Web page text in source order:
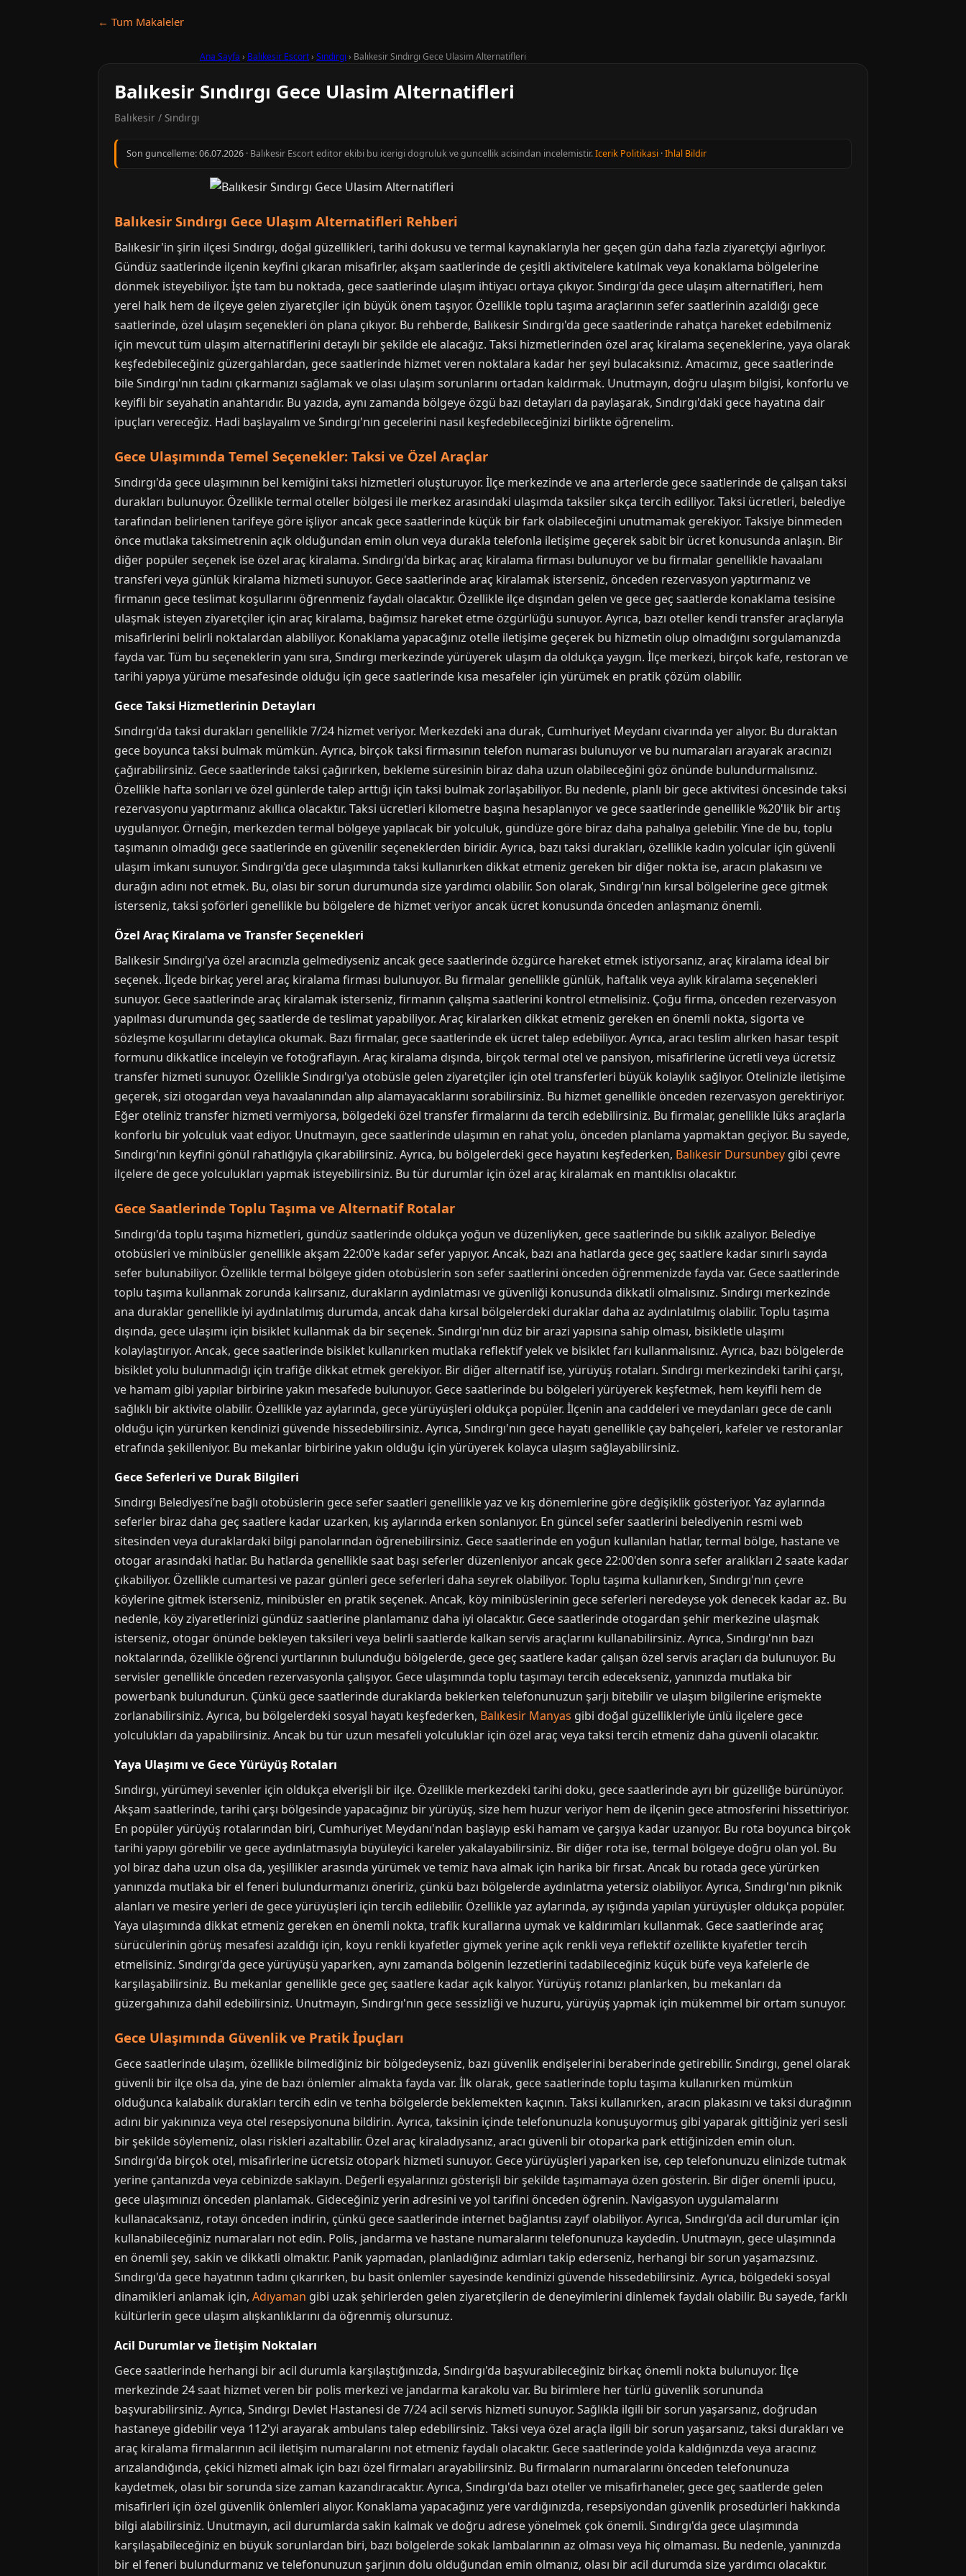
← Tum Makaleler
Ana Sayfa › Balıkesir Escort› Sındırgı › Balıkesir Sındırgı Gece Ulasim Alternatifleri
Balıkesir Sındırgı Gece Ulasim Alternatifleri
Balıkesir / Sındırgı
Son guncelleme:06.07.2026 · Balıkesir Escort editor ekibi bu icerigi dogruluk ve guncellik acisindan incelemistir.Icerik Politikasi ·Ihlal Bildir
Balıkesir Sındırgı Gece Ulaşım Alternatifleri Rehberi
Balıkesir'in şirin ilçesi Sındırgı, doğal güzellikleri, tarihi dokusu ve termal kaynaklarıyla her geçen gün daha fazla ziyaretçiyi ağırlıyor.
Gündüz saatlerinde ilçenin keyfini çıkaran misafirler, akşam saatlerinde de çeşitli aktivitelere katılmak veya konaklama bölgelerine
dönmek isteyebiliyor. İşte tam bu noktada, gece saatlerinde ulaşım ihtiyacı ortaya çıkıyor. Sındırgı'da gece ulaşım alternatifleri, hem
yerel halk hem de ilçeye gelen ziyaretçiler için büyük önem taşıyor. Özellikle toplu taşıma araçlarının sefer saatlerinin azaldığı gece
saatlerinde, özel ulaşım seçenekleri ön plana çıkıyor. Bu rehberde, Balıkesir Sındırgı'da gece saatlerinde rahatça hareket edebilmeniz
için mevcut tüm ulaşım alternatiflerini detaylı bir şekilde ele alacağız. Taksi hizmetlerinden özel araç kiralama seçeneklerine, yaya olarak
keşfedebileceğiniz güzergahlardan, gece saatlerinde hizmet veren noktalara kadar her şeyi bulacaksınız. Amacımız, gece saatlerinde
bile Sındırgı'nın tadını çıkarmanızı sağlamak ve olası ulaşım sorunlarını ortadan kaldırmak. Unutmayın, doğru ulaşım bilgisi, konforlu ve
keyifli bir seyahatin anahtarıdır. Bu yazıda, aynı zamanda bölgeye özgü bazı detayları da paylaşarak, Sındırgı'daki gece hayatına dair
ipuçları vereceğiz. Hadi başlayalım ve Sındırgı'nın gecelerini nasıl keşfedebileceğinizi birlikte öğrenelim.
Gece Ulaşımında Temel Seçenekler: Taksi ve Özel Araçlar
Sındırgı'da gece ulaşımının bel kemiğini taksi hizmetleri oluşturuyor. İlçe merkezinde ve ana arterlerde gece saatlerinde de çalışan taksi
durakları bulunuyor. Özellikle termal oteller bölgesi ile merkez arasındaki ulaşımda taksiler sıkça tercih ediliyor. Taksi ücretleri, belediye
tarafından belirlenen tarifeye göre işliyor ancak gece saatlerinde küçük bir fark olabileceğini unutmamak gerekiyor. Taksiye binmeden
önce mutlaka taksimetrenin açık olduğundan emin olun veya durakla telefonla iletişime geçerek sabit bir ücret konusunda anlaşın. Bir
diğer popüler seçenek ise özel araç kiralama. Sındırgı'da birkaç araç kiralama firması bulunuyor ve bu firmalar genellikle havaalanı
transferi veya günlük kiralama hizmeti sunuyor. Gece saatlerinde araç kiralamak isterseniz, önceden rezervasyon yaptırmanız ve
firmanın gece teslimat koşullarını öğrenmeniz faydalı olacaktır. Özellikle ilçe dışından gelen ve gece geç saatlerde konaklama tesisine
ulaşmak isteyen ziyaretçiler için araç kiralama, bağımsız hareket etme özgürlüğü sunuyor. Ayrıca, bazı oteller kendi transfer araçlarıyla
misafirlerini belirli noktalardan alabiliyor. Konaklama yapacağınız otelle iletişime geçerek bu hizmetin olup olmadığını sorgulamanızda
fayda var. Tüm bu seçeneklerin yanı sıra, Sındırgı merkezinde yürüyerek ulaşım da oldukça yaygın. İlçe merkezi, birçok kafe, restoran ve
tarihi yapıya yürüme mesafesinde olduğu için gece saatlerinde kısa mesafeler için yürümek en pratik çözüm olabilir.
Gece Taksi Hizmetlerinin Detayları
Sındırgı'da taksi durakları genellikle 7/24 hizmet veriyor. Merkezdeki ana durak, Cumhuriyet Meydanı civarında yer alıyor. Bu duraktan
gece boyunca taksi bulmak mümkün. Ayrıca, birçok taksi firmasının telefon numarası bulunuyor ve bu numaraları arayarak aracınızı
çağırabilirsiniz. Gece saatlerinde taksi çağırırken, bekleme süresinin biraz daha uzun olabileceğini göz önünde bulundurmalısınız.
Özellikle hafta sonları ve özel günlerde talep arttığı için taksi bulmak zorlaşabiliyor. Bu nedenle, planlı bir gece aktivitesi öncesinde taksi
rezervasyonu yaptırmanız akıllıca olacaktır. Taksi ücretleri kilometre başına hesaplanıyor ve gece saatlerinde genellikle %20'lik bir artış
uygulanıyor. Örneğin, merkezden termal bölgeye yapılacak bir yolculuk, gündüze göre biraz daha pahalıya gelebilir. Yine de bu, toplu
taşımanın olmadığı gece saatlerinde en güvenilir seçeneklerden biridir. Ayrıca, bazı taksi durakları, özellikle kadın yolcular için güvenli
ulaşım imkanı sunuyor. Sındırgı'da gece ulaşımında taksi kullanırken dikkat etmeniz gereken bir diğer nokta ise, aracın plakasını ve
durağın adını not etmek. Bu, olası bir sorun durumunda size yardımcı olabilir. Son olarak, Sındırgı'nın kırsal bölgelerine gece gitmek
isterseniz, taksi şoförleri genellikle bu bölgelere de hizmet veriyor ancak ücret konusunda önceden anlaşmanız önemli.
Özel Araç Kiralama ve Transfer Seçenekleri
Balıkesir Sındırgı'ya özel aracınızla gelmediyseniz ancak gece saatlerinde özgürce hareket etmek istiyorsanız, araç kiralama ideal bir
seçenek. İlçede birkaç yerel araç kiralama firması bulunuyor. Bu firmalar genellikle günlük, haftalık veya aylık kiralama seçenekleri
sunuyor. Gece saatlerinde araç kiralamak isterseniz, firmanın çalışma saatlerini kontrol etmelisiniz. Çoğu firma, önceden rezervasyon
yapılması durumunda geç saatlerde de teslimat yapabiliyor. Araç kiralarken dikkat etmeniz gereken en önemli nokta, sigorta ve
sözleşme koşullarını detaylıca okumak. Bazı firmalar, gece saatlerinde ek ücret talep edebiliyor. Ayrıca, aracı teslim alırken hasar tespit
formunu dikkatlice inceleyin ve fotoğraflayın. Araç kiralama dışında, birçok termal otel ve pansiyon, misafirlerine ücretli veya ücretsiz
transfer hizmeti sunuyor. Özellikle Sındırgı'ya otobüsle gelen ziyaretçiler için otel transferleri büyük kolaylık sağlıyor. Otelinizle iletişime
geçerek, sizi otogardan veya havaalanından alıp alamayacaklarını sorabilirsiniz. Bu hizmet genellikle önceden rezervasyon gerektiriyor.
Eğer oteliniz transfer hizmeti vermiyorsa, bölgedeki özel transfer firmalarını da tercih edebilirsiniz. Bu firmalar, genellikle lüks araçlarla
konforlu bir yolculuk vaat ediyor. Unutmayın, gece saatlerinde ulaşımın en rahat yolu, önceden planlama yapmaktan geçiyor. Bu sayede,
Sındırgı'nın keyfini gönül rahatlığıyla çıkarabilirsiniz. Ayrıca, bu bölgelerdeki gece hayatını keşfederken, Balıkesir Dursunbey gibi çevre
ilçelere de gece yolculukları yapmak isteyebilirsiniz. Bu tür durumlar için özel araç kiralamak en mantıklısı olacaktır.
Gece Saatlerinde Toplu Taşıma ve Alternatif Rotalar
Sındırgı'da toplu taşıma hizmetleri, gündüz saatlerinde oldukça yoğun ve düzenliyken, gece saatlerinde bu sıklık azalıyor. Belediye
otobüsleri ve minibüsler genellikle akşam 22:00'e kadar sefer yapıyor. Ancak, bazı ana hatlarda gece geç saatlere kadar sınırlı sayıda
sefer bulunabiliyor. Özellikle termal bölgeye giden otobüslerin son sefer saatlerini önceden öğrenmenizde fayda var. Gece saatlerinde
toplu taşıma kullanmak zorunda kalırsanız, durakların aydınlatması ve güvenliği konusunda dikkatli olmalısınız. Sındırgı merkezinde
ana duraklar genellikle iyi aydınlatılmış durumda, ancak daha kırsal bölgelerdeki duraklar daha az aydınlatılmış olabilir. Toplu taşıma
dışında, gece ulaşımı için bisiklet kullanmak da bir seçenek. Sındırgı'nın düz bir arazi yapısına sahip olması, bisikletle ulaşımı
kolaylaştırıyor. Ancak, gece saatlerinde bisiklet kullanırken mutlaka reflektif yelek ve bisiklet farı kullanmalısınız. Ayrıca, bazı bölgelerde
bisiklet yolu bulunmadığı için trafiğe dikkat etmek gerekiyor. Bir diğer alternatif ise, yürüyüş rotaları. Sındırgı merkezindeki tarihi çarşı,
ve hamam gibi yapılar birbirine yakın mesafede bulunuyor. Gece saatlerinde bu bölgeleri yürüyerek keşfetmek, hem keyifli hem de
sağlıklı bir aktivite olabilir. Özellikle yaz aylarında, gece yürüyüşleri oldukça popüler. İlçenin ana caddeleri ve meydanları gece de canlı
olduğu için yürürken kendinizi güvende hissedebilirsiniz. Ayrıca, Sındırgı'nın gece hayatı genellikle çay bahçeleri, kafeler ve restoranlar
etrafında şekilleniyor. Bu mekanlar birbirine yakın olduğu için yürüyerek kolayca ulaşım sağlayabilirsiniz.
Gece Seferleri ve Durak Bilgileri
Sındırgı Belediyesi’ne bağlı otobüslerin gece sefer saatleri genellikle yaz ve kış dönemlerine göre değişiklik gösteriyor. Yaz aylarında
seferler biraz daha geç saatlere kadar uzarken, kış aylarında erken sonlanıyor. En güncel sefer saatlerini belediyenin resmi web
sitesinden veya duraklardaki bilgi panolarından öğrenebilirsiniz. Gece saatlerinde en yoğun kullanılan hatlar, termal bölge, hastane ve
otogar arasındaki hatlar. Bu hatlarda genellikle saat başı seferler düzenleniyor ancak gece 22:00'den sonra sefer aralıkları 2 saate kadar
çıkabiliyor. Özellikle cumartesi ve pazar günleri gece seferleri daha seyrek olabiliyor. Toplu taşıma kullanırken, Sındırgı'nın çevre
köylerine gitmek isterseniz, minibüsler en pratik seçenek. Ancak, köy minibüslerinin gece seferleri neredeyse yok denecek kadar az. Bu
nedenle, köy ziyaretlerinizi gündüz saatlerine planlamanız daha iyi olacaktır. Gece saatlerinde otogardan şehir merkezine ulaşmak
isterseniz, otogar önünde bekleyen taksileri veya belirli saatlerde kalkan servis araçlarını kullanabilirsiniz. Ayrıca, Sındırgı'nın bazı
noktalarında, özellikle öğrenci yurtlarının bulunduğu bölgelerde, gece geç saatlere kadar çalışan özel servis araçları da bulunuyor. Bu
servisler genellikle önceden rezervasyonla çalışıyor. Gece ulaşımında toplu taşımayı tercih edecekseniz, yanınızda mutlaka bir
powerbank bulundurun. Çünkü gece saatlerinde duraklarda beklerken telefonunuzun şarjı bitebilir ve ulaşım bilgilerine erişmekte
zorlanabilirsiniz. Ayrıca, bu bölgelerdeki sosyal hayatı keşfederken, Balıkesir Manyas gibi doğal güzellikleriyle ünlü ilçelere gece
yolculukları da yapabilirsiniz. Ancak bu tür uzun mesafeli yolculuklar için özel araç veya taksi tercih etmeniz daha güvenli olacaktır.
Yaya Ulaşımı ve Gece Yürüyüş Rotaları
Sındırgı, yürümeyi sevenler için oldukça elverişli bir ilçe. Özellikle merkezdeki tarihi doku, gece saatlerinde ayrı bir güzelliğe bürünüyor.
Akşam saatlerinde, tarihi çarşı bölgesinde yapacağınız bir yürüyüş, size hem huzur veriyor hem de ilçenin gece atmosferini hissettiriyor.
En popüler yürüyüş rotalarından biri, Cumhuriyet Meydanı'ndan başlayıp eski hamam ve çarşıya kadar uzanıyor. Bu rota boyunca birçok
tarihi yapıyı görebilir ve gece aydınlatmasıyla büyüleyici kareler yakalayabilirsiniz. Bir diğer rota ise, termal bölgeye doğru olan yol. Bu
yol biraz daha uzun olsa da, yeşillikler arasında yürümek ve temiz hava almak için harika bir fırsat. Ancak bu rotada gece yürürken
yanınızda mutlaka bir el feneri bulundurmanızı öneririz, çünkü bazı bölgelerde aydınlatma yetersiz olabiliyor. Ayrıca, Sındırgı'nın piknik
alanları ve mesire yerleri de gece yürüyüşleri için tercih edilebilir. Özellikle yaz aylarında, ay ışığında yapılan yürüyüşler oldukça popüler.
Yaya ulaşımında dikkat etmeniz gereken en önemli nokta, trafik kurallarına uymak ve kaldırımları kullanmak. Gece saatlerinde araç
sürücülerinin görüş mesafesi azaldığı için, koyu renkli kıyafetler giymek yerine açık renkli veya reflektif özellikte kıyafetler tercih
etmelisiniz. Sındırgı'da gece yürüyüşü yaparken, aynı zamanda bölgenin lezzetlerini tadabileceğiniz küçük büfe veya kafelerle de
karşılaşabilirsiniz. Bu mekanlar genellikle gece geç saatlere kadar açık kalıyor. Yürüyüş rotanızı planlarken, bu mekanları da
güzergahınıza dahil edebilirsiniz. Unutmayın, Sındırgı'nın gece sessizliği ve huzuru, yürüyüş yapmak için mükemmel bir ortam sunuyor.
Gece Ulaşımında Güvenlik ve Pratik İpuçları
Gece saatlerinde ulaşım, özellikle bilmediğiniz bir bölgedeyseniz, bazı güvenlik endişelerini beraberinde getirebilir. Sındırgı, genel olarak
güvenli bir ilçe olsa da, yine de bazı önlemler almakta fayda var. İlk olarak, gece saatlerinde toplu taşıma kullanırken mümkün
olduğunca kalabalık durakları tercih edin ve tenha bölgelerde beklemekten kaçının. Taksi kullanırken, aracın plakasını ve taksi durağının
adını bir yakınınıza veya otel resepsiyonuna bildirin. Ayrıca, taksinin içinde telefonunuzla konuşuyormuş gibi yaparak gittiğiniz yeri sesli
bir şekilde söylemeniz, olası riskleri azaltabilir. Özel araç kiraladıysanız, aracı güvenli bir otoparka park ettiğinizden emin olun.
Sındırgı'da birçok otel, misafirlerine ücretsiz otopark hizmeti sunuyor. Gece yürüyüşleri yaparken ise, cep telefonunuzu elinizde tutmak
yerine çantanızda veya cebinizde saklayın. Değerli eşyalarınızı gösterişli bir şekilde taşımamaya özen gösterin. Bir diğer önemli ipucu,
gece ulaşımınızı önceden planlamak. Gideceğiniz yerin adresini ve yol tarifini önceden öğrenin. Navigasyon uygulamalarını
kullanacaksanız, rotayı önceden indirin, çünkü gece saatlerinde internet bağlantısı zayıf olabiliyor. Ayrıca, Sındırgı'da acil durumlar için
kullanabileceğiniz numaraları not edin. Polis, jandarma ve hastane numaralarını telefonunuza kaydedin. Unutmayın, gece ulaşımında
en önemli şey, sakin ve dikkatli olmaktır. Panik yapmadan, planladığınız adımları takip ederseniz, herhangi bir sorun yaşamazsınız.
Sındırgı'da gece hayatının tadını çıkarırken, bu basit önlemler sayesinde kendinizi güvende hissedebilirsiniz. Ayrıca, bölgedeki sosyal
dinamikleri anlamak için, Adıyaman gibi uzak şehirlerden gelen ziyaretçilerin de deneyimlerini dinlemek faydalı olabilir. Bu sayede, farklı
kültürlerin gece ulaşım alışkanlıklarını da öğrenmiş olursunuz.
Acil Durumlar ve İletişim Noktaları
Gece saatlerinde herhangi bir acil durumla karşılaştığınızda, Sındırgı'da başvurabileceğiniz birkaç önemli nokta bulunuyor. İlçe
merkezinde 24 saat hizmet veren bir polis merkezi ve jandarma karakolu var. Bu birimlere her türlü güvenlik sorununda
başvurabilirsiniz. Ayrıca, Sındırgı Devlet Hastanesi de 7/24 acil servis hizmeti sunuyor. Sağlıkla ilgili bir sorun yaşarsanız, doğrudan
hastaneye gidebilir veya 112'yi arayarak ambulans talep edebilirsiniz. Taksi veya özel araçla ilgili bir sorun yaşarsanız, taksi durakları ve
araç kiralama firmalarının acil iletişim numaralarını not etmeniz faydalı olacaktır. Gece saatlerinde yolda kaldığınızda veya aracınız
arızalandığında, çekici hizmeti almak için bazı özel firmaları arayabilirsiniz. Bu firmaların numaralarını önceden telefonunuza
kaydetmek, olası bir sorunda size zaman kazandıracaktır. Ayrıca, Sındırgı'da bazı oteller ve misafirhaneler, gece geç saatlerde gelen
misafirleri için özel güvenlik önlemleri alıyor. Konaklama yapacağınız yere vardığınızda, resepsiyondan güvenlik prosedürleri hakkında
bilgi alabilirsiniz. Unutmayın, acil durumlarda sakin kalmak ve doğru adrese yönelmek çok önemli. Sındırgı'da gece ulaşımında
karşılaşabileceğiniz en büyük sorunlardan biri, bazı bölgelerde sokak lambalarının az olması veya hiç olmaması. Bu nedenle, yanınızda
bir el feneri bulundurmanız ve telefonunuzun şarjının dolu olduğundan emin olmanız, olası bir acil durumda size yardımcı olacaktır.